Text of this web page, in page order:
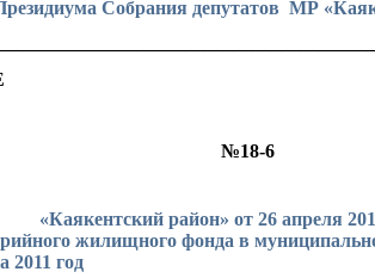
Собрания депутатов МР
№18-6
район» от 26 апреля
жилищного фонда в
2011 год